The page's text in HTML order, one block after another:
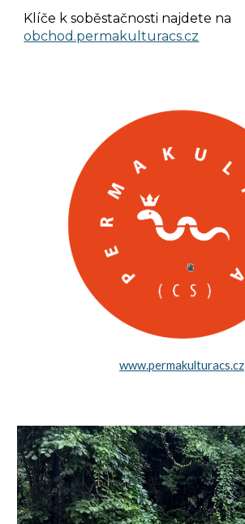
Klíče k soběstačnosti najdete na
obchod.permakulturacs.cz
www.permakulturacs.cz